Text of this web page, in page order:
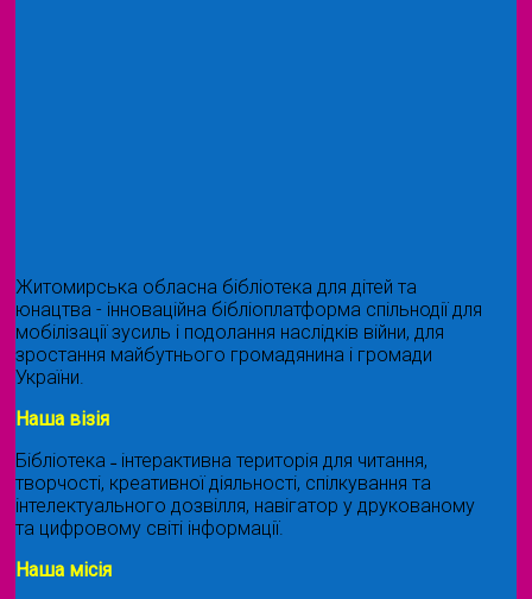
Житомирська обласна бібліотека для дітей та
юнацтва - інноваційна бібліоплатформа спільнодії для
мобілізації зусиль і подолання наслідків війни, для
зростання майбутнього громадянина і громади
України.
Наша візія
Бібліотека ˗ інтерактивна територія для читання,
творчості, креативної діяльності, спілкування та
інтелектуального дозвілля, навігатор у друкованому
та цифровому світі інформації.
Наша місія